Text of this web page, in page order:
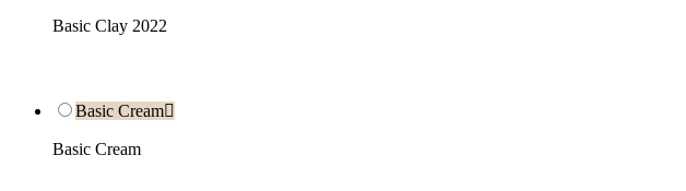
Basic Clay 2022
Basic Cream
Basic Cream